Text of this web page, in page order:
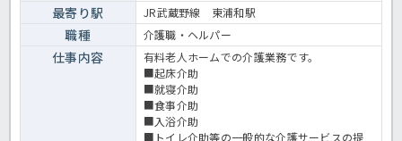
最寄り駅 JR武蔵野線 東浦和駅
職種 介護職・ヘルパー
仕事内容
有料老人ホームでの介護業務です。
■起床介助
■就寝介助
■食事介助
■入浴介助
■トイレ介助等の一般的な介護サービスの提